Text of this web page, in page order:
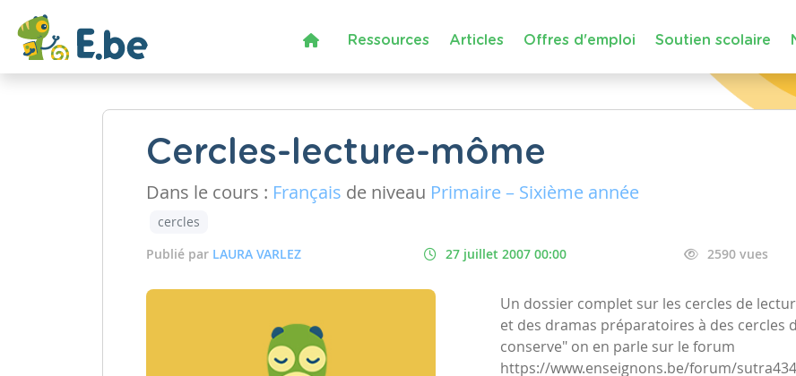
Ressources Articles Offres d'emploi Soutien scolaire
Cercles-lecture-môme
Dans le cours : Français de niveau Primaire – Sixième année
cercles
Publié par LAURA VARLEZ 27 juillet 2007 00:00 2590 vues
Un dossier complet sur les cercles de
et des dramas préparatoires à des cercles
conserve" on en parle sur le forum
https://www.enseignons.be/forum/